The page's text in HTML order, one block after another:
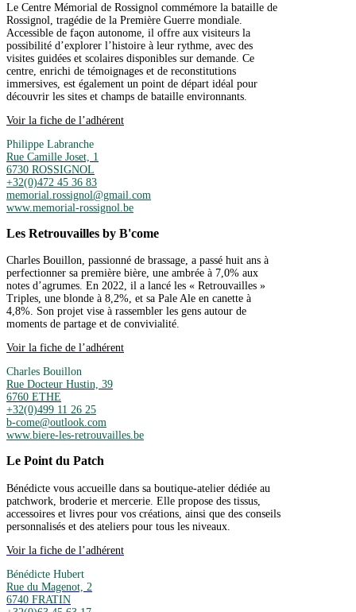
Le Centre Mémorial de Rossignol commémore la bataille de
Rossignol, tragédie de la Première Guerre mondiale.
Accessible de façon autonome, il offre aux visiteurs la
possibilité d’explorer l’histoire à leur rythme, avec des
visites guidées et scolaires disponibles sur demande. Ce
centre, enrichi de témoignages et de reconstitutions
immersives, est également un point de départ idéal pour
découvrir les sites et champs de bataille environnants.
Voir la fiche de l’adhérent
Philippe Labranche
Rue Camille Joset, 1
6730 ROSSIGNOL
+32(0)472 45 36 83
memorial.rossignol@gmail.com
www.memorial-rossignol.be
Les Retrouvailles by B'come
Charles Bouillon, passionné de brassage, a passé huit ans à
perfectionner sa première bière, une ambrée à 7,0% aux
notes d’agrumes. En 2022, il a lancé les « Retrouvailles »
Triples, une blonde à 8,2%, et sa Pale Ale en canette à
4,8%. Son projet vise à rassembler les gens autour de
moments de partage et de convivialité.
Voir la fiche de l’adhérent
Charles Bouillon
Rue Docteur Hustin, 39
6760 ETHE
+32(0)499 11 26 25
b-come@outlook.com
www.biere-les-retrouvailles.be
Le Point du Patch
Bénédicte vous accueille dans sa boutique-atelier dédiée au
patchwork, broderie et mercerie. Elle propose des tissus,
accessoires et livres pour vos créations, ainsi que des conseils
personnalisés et des ateliers pour tous les niveaux.
Voir la fiche de l’adhérent
Bénédicte Hubert
Rue du Magenot, 2
6740 FRATIN